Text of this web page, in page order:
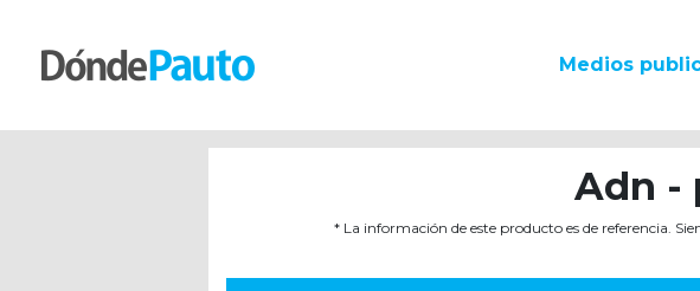
Medios
Adn -
* La información de este producto es de referencia.